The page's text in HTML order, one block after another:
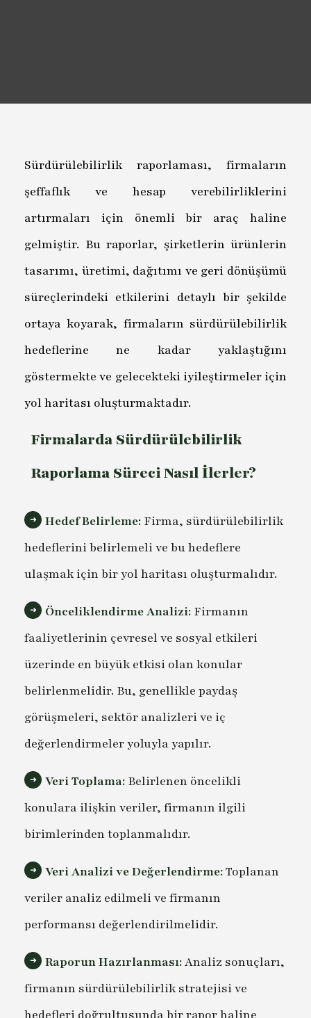
Sürdürülebilirlik raporlaması, firmaların
şeffaflık ve hesap verebilirliklerini
artırmaları için önemli bir araç haline
gelmiştir. Bu raporlar, şirketlerin ürünlerin
tasarımı, üretimi, dağıtımı ve geri dönüşümü
süreçlerindeki etkilerini detaylı bir şekilde
ortaya koyarak, firmaların sürdürülebilirlik
hedeflerine ne kadar yaklaştığını
göstermekte ve gelecekteki iyileştirmeler için
yol haritası oluşturmaktadır.
Firmalarda Sürdürülebilirlik
Raporlama Süreci Nasıl İlerler?
Hedef Belirleme: Firma, sürdürülebilirlik
hedeflerini belirlemeli ve bu hedeflere
ulaşmak için bir yol haritası oluşturmalıdır.
Önceliklendirme Analizi: Firmanın
faaliyetlerinin çevresel ve sosyal etkileri
üzerinde en büyük etkisi olan konular
belirlenmelidir. Bu, genellikle paydaş
görüşmeleri, sektör analizleri ve iç
değerlendirmeler yoluyla yapılır.
Veri Toplama: Belirlenen öncelikli
konulara ilişkin veriler, firmanın ilgili
birimlerinden toplanmalıdır.
Veri Analizi ve Değerlendirme:Toplanan
veriler analiz edilmeli ve firmanın
performansı değerlendirilmelidir.
Raporun Hazırlanması:Analiz sonuçları,
firmanın sürdürülebilirlik stratejisi ve